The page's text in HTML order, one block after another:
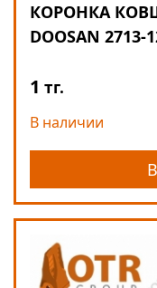
КОРОНКА
DOOSAN 2713-
1 тг.
В наличии